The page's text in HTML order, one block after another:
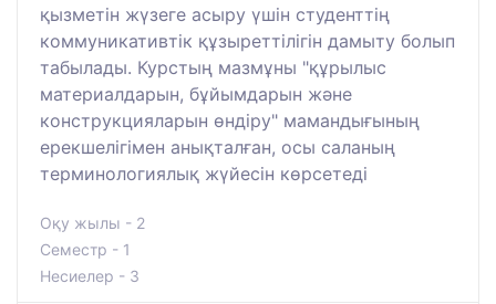
қызметін жүзеге асыру үшін студенттің
коммуникативтік құзыреттілігін дамыту болып
табылады. Курстың мазмұны "құрылыс
материалдарын, бұйымдарын және
конструкцияларын өндіру" мамандығының
ерекшелігімен анықталған, осы саланың
терминологиялық жүйесін көрсетеді
Оқу жылы - 2
Семестр - 1
Несиелер - 3